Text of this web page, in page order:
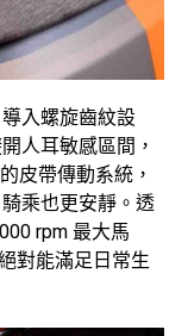
入螺旋齒紋設
人耳敏感區間，
皮帶傳動系統，
乘也更安靜。透
rpm 最大馬
對能滿足日常生